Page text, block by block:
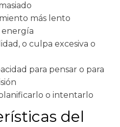
más lento
energía
o culpa excesiva o
para pensar o para
o intentarlo
del